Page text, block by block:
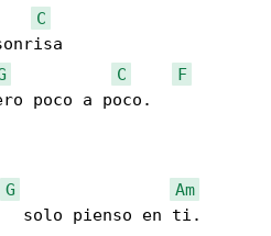
C
C
F
poco a poco.
G
Am